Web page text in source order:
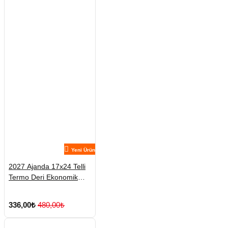
Yeni Ürün
2027 Ajanda 17x24 Telli
Termo Deri Ekonomik
336,00₺ 480,00₺